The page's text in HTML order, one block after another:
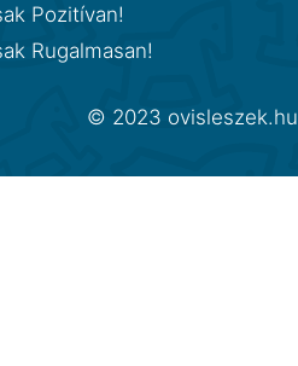
Pozitívan!
Rugalmasan!
© 2023 ovisleszek.hu